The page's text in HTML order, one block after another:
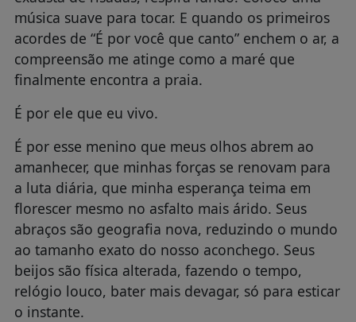
música suave para tocar. E quando os primeiros
acordes de “É por você que canto” enchem o ar, a
compreensão me atinge como a maré que
finalmente encontra a praia.
É por ele que eu vivo.
É por esse menino que meus olhos abrem ao
amanhecer, que minhas forças se renovam para
a luta diária, que minha esperança teima em
florescer mesmo no asfalto mais árido. Seus
abraços são geografia nova, reduzindo o mundo
ao tamanho exato do nosso aconchego. Seus
beijos são física alterada, fazendo o tempo,
relógio louco, bater mais devagar, só para esticar
o instante.